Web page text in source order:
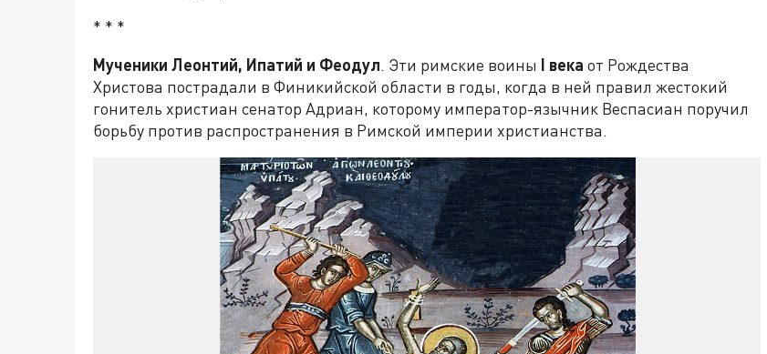
* * *
Мученики Леонтий, Ипатий и Феодул. Эти римские воины I века от Рождества
Христова пострадали в Финикийской области в годы, когда в ней правил жестокий
гонитель христиан сенатор Адриан, которому император-язычник Веспасиан поручил
борьбу против распространения в Римской империи христианства.